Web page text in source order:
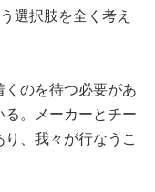
選択肢を全く考え
くのを待つ必要があ
る。メーカーとチー
、我々が行なうこ